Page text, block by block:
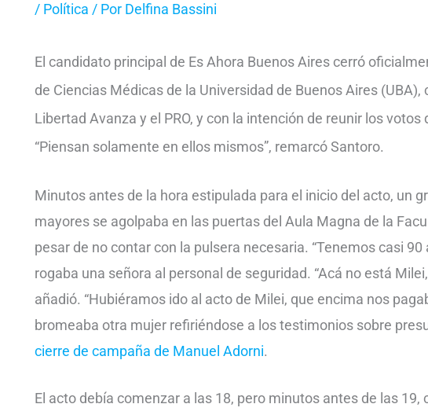
/ Política / Por Delfina Bassini
El candidato principal de Es Ahora Buenos Aires cerró
de Ciencias Médicas de la Universidad de Buenos Aires
Libertad Avanza y el PRO, y con la intención de reunir los
“Piensan solamente en ellos mismos”, remarcó Santoro.
Minutos antes de la hora estipulada para el inicio del acto, un
mayores se agolpaba en las puertas del Aula Magna de la
pesar de no contar con la pulsera necesaria. “Tenemos casi 90
rogaba una señora al personal de seguridad. “Acá no está
añadió. “Hubiéramos ido al acto de Milei, que encima nos
bromeaba otra mujer refiriéndose a los testimonios sobre
cierre de campaña de Manuel Adorni.
El acto debía comenzar a las 18, pero minutos antes de las 19,